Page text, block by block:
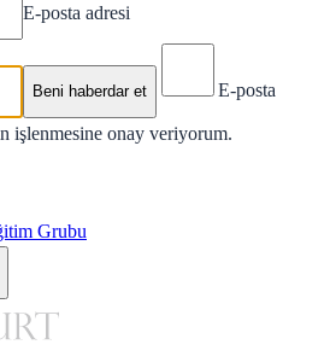
E-posta adresi
Beni haberdar et E-posta
işlenmesine onay veriyorum.
Grubu